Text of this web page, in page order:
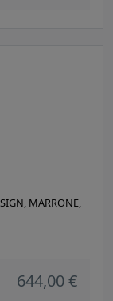
MARRONE,
644,00 €